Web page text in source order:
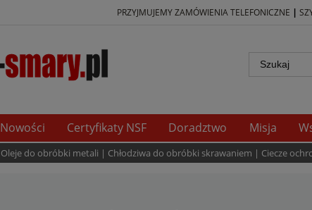
PRZYJMUJEMY ZAMÓWIENIA TELEFONICZNE |
Nowości Certyfikaty NSF Doradztwo Misja
Oleje do obróbki metali | Chłodziwa do obróbki skrawaniem | Ciecze